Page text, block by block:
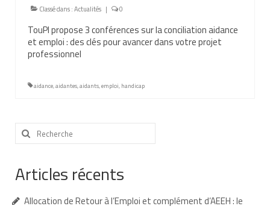
Demande d’AVS
Autres aides financières
Aides municipales
Aides destinées aux fonctionnaires
Aide exceptionnelle sécurité sociale
scolarisation
Education nationale : ASH
Classé dans :Actualités | 0
TouPI propose 3 conférences sur la conciliation aidance
et emploi : des clés pour avancer dans votre projet
professionnel
aidance,aidantes,aidants,emploi, handicap
Rechercher
:
Articles récents
Allocation de Retour à l’Emploi et complément d’AEEH : le